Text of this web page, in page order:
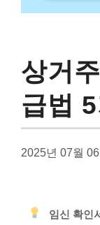
상거
급법
2025년 07월
임신 확인